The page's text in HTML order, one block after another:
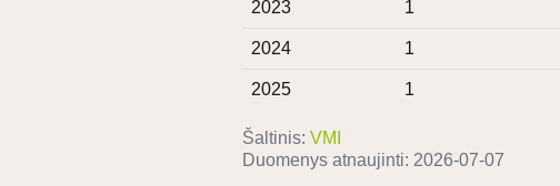
2023 1
2024 1
2025 1
Šaltinis: VMI
Duomenys atnaujinti: 2026-07-07